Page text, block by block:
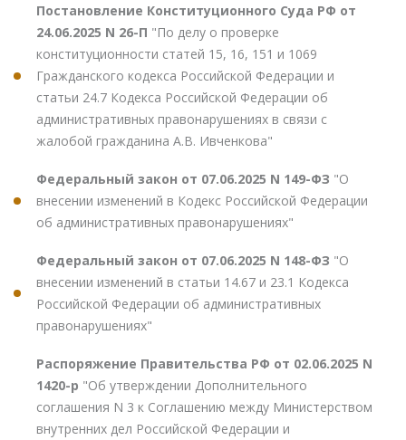
Постановление Конституционного Суда РФ от
24.06.2025 N 26-П "По делу о проверке
конституционности статей 15, 16, 151 и 1069
Гражданского кодекса Российской Федерации и
статьи 24.7 Кодекса Российской Федерации об
административных правонарушениях в связи с
жалобой гражданина А.В. Ивченкова"
Федеральный закон от 07.06.2025 N 149-ФЗ "О
внесении изменений в Кодекс Российской Федерации
об административных правонарушениях"
Федеральный закон от 07.06.2025 N 148-ФЗ "О
внесении изменений в статьи 14.67 и 23.1 Кодекса
Российской Федерации об административных
правонарушениях"
Распоряжение Правительства РФ от 02.06.2025 N
1420-р "Об утверждении Дополнительного
соглашения N 3 к Соглашению между Министерством
внутренних дел Российской Федерации и